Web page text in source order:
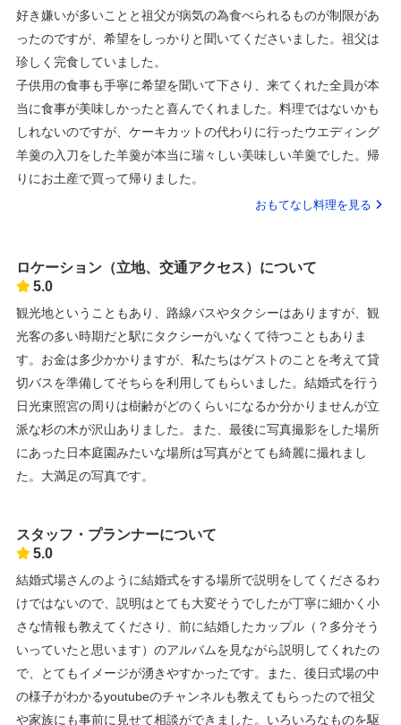
好き嫌いが多いことと祖父が病気の為食べられるものが制限があ
ったのですが、希望をしっかりと聞いてくださいました。祖父は
珍しく完食していました。
子供用の食事も手寧に希望を聞いて下さり、来てくれた全員が本
当に食事が美味しかったと喜んでくれました。料理ではないかも
しれないのですが、ケーキカットの代わりに行ったウエディング
羊羹の入刀をした羊羹が本当に瑞々しい美味しい羊羹でした。帰
りにお土産で買って帰りました。
おもてなし料理を見る
ロケーション（立地、交通アクセス）について
5.0
観光地ということもあり、路線バスやタクシーはありますが、観
光客の多い時期だと駅にタクシーがいなくて待つこともありま
す。お金は多少かかりますが、私たちはゲストのことを考えて貸
切バスを準備してそちらを利用してもらいました。結婚式を行う
日光東照宮の周りは樹齢がどのくらいになるか分かりませんが立
派な杉の木が沢山ありました。また、最後に写真撮影をした場所
にあった日本庭園みたいな場所は写真がとても綺麗に撮れまし
た。大満足の写真です。
スタッフ・プランナーについて
5.0
結婚式場さんのように結婚式をする場所で説明をしてくださるわ
けではないので、説明はとても大変そうでしたが丁寧に細かく小
さな情報も教えてくださり、前に結婚したカップル（？多分そう
いっていたと思います）のアルバムを見ながら説明してくれたの
で、とてもイメージが湧きやすかったです。また、後日式場の中
の様子がわかるyoutubeのチャンネルも教えてもらったので祖父
や家族にも事前に見せて相談ができました。いろいろなものを駆